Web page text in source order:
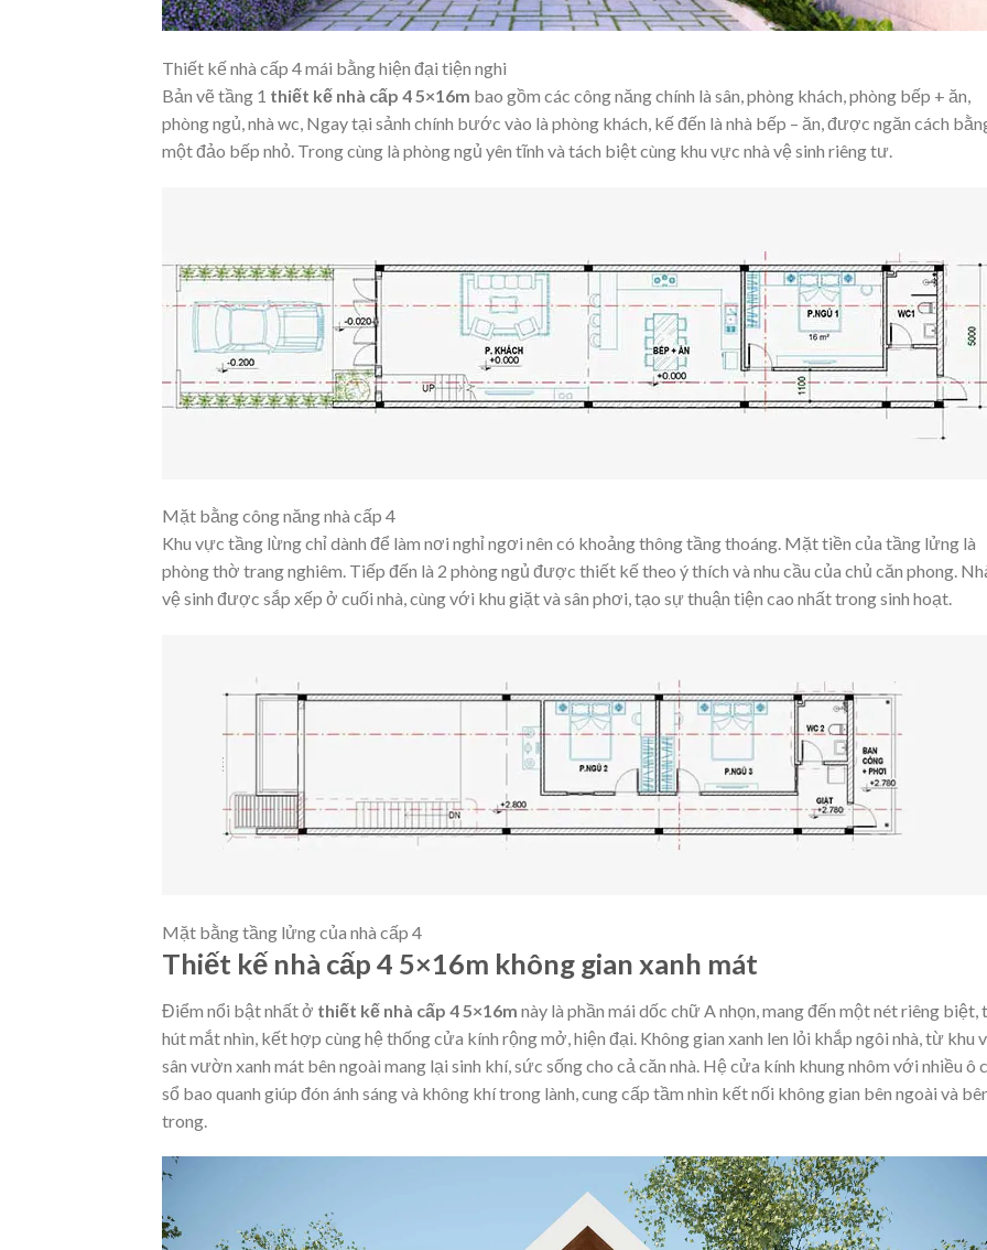
Thiết kế nhà cấp 4 mái bằng hiện đại tiện nghi
Bản vẽ tầng 1 thiết kế nhà cấp 4 5×16m bao gồm các công năng chính là sân, phòng khách, phòng bếp + ăn,
phòng ngủ, nhà wc, Ngay tại sảnh chính bước vào là phòng khách, kế đến là nhà bếp – ăn, được ngăn cách
một đảo bếp nhỏ. Trong cùng là phòng ngủ yên tĩnh và tách biệt cùng khu vực nhà vệ sinh riêng tư.
Mặt bằng công năng nhà cấp 4
Khu vực tầng lừng chỉ dành để làm nơi nghỉ ngơi nên có khoảng thông tầng thoáng. Mặt tiền của tầng lửng là
phòng thờ trang nghiêm. Tiếp đến là 2 phòng ngủ được thiết kế theo ý thích và nhu cầu của chủ căn phong.
vệ sinh được sắp xếp ở cuối nhà, cùng với khu giặt và sân phơi, tạo sự thuận tiện cao nhất trong sinh hoạt.
Mặt bằng tầng lửng của nhà cấp 4
Thiết kế nhà cấp 4 5×16m không gian xanh mát
Điểm nổi bật nhất ở thiết kế nhà cấp 4 5×16m này là phần mái dốc chữ A nhọn, mang đến một nét riêng biệt,
hút mắt nhìn, kết hợp cùng hệ thống cửa kính rộng mở, hiện đại. Không gian xanh len lỏi khắp ngôi nhà, từ khu
sân vườn xanh mát bên ngoài mang lại sinh khí, sức sống cho cả căn nhà. Hệ cửa kính khung nhôm với nhiều ô
sổ bao quanh giúp đón ánh sáng và không khí trong lành, cung cấp tầm nhìn kết nối không gian bên ngoài và
trong.